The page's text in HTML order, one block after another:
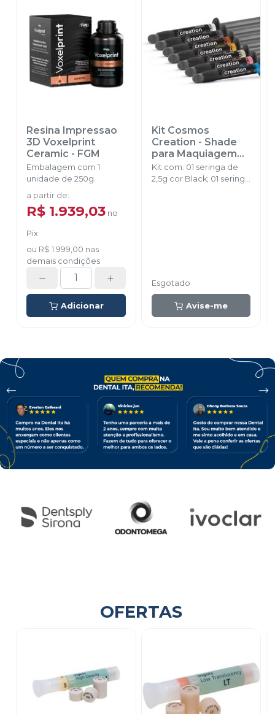
Resina Impressao
3D Voxelprint
Ceramic - FGM
Embalagem com 1
unidade de 250g.
a partir de:
R$ 1.939,03 no
Pix
ou R$ 1.999,00 nas
demais condições
Adicionar
Kit Cosmos
Creation - Shade
para Maquiagem
em Impressoes 3D
- YLLER
Kit com: 01 seringa de
2,5g cor Black; 01 seringa
Esgotado
Avise-me
OFERTAS